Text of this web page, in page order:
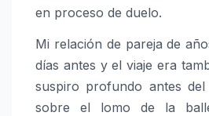
en proceso de duelo.
Mi relación de pareja de
días antes y el viaje era
suspiro profundo antes
sobre el lomo de la